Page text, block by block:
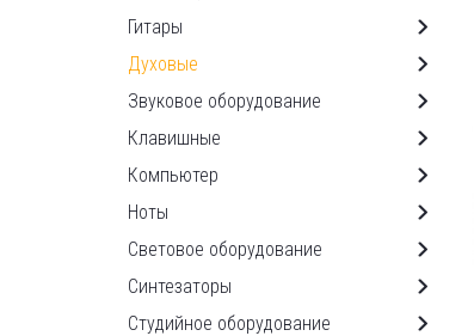
Гитары
Духовые
Звуковое оборудование
Клавишные
Компьютер
Ноты
Световое оборудование
Синтезаторы
Студийное оборудование